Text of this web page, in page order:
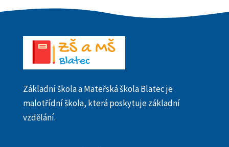
Základní škola a Mateřská škola Blatec je
malotřídní škola, která poskytuje základní
vzdělání.